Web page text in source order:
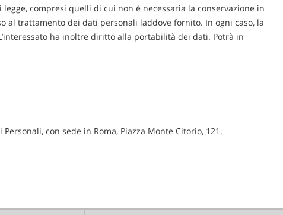
compresi quelli di cui non è necessaria la conservazione in
al trattamento dei dati personali laddove fornito. In ogni caso, la
ha inoltre diritto alla portabilità dei dati. Potrà in
con sede in Roma, Piazza Monte Citorio, 121.